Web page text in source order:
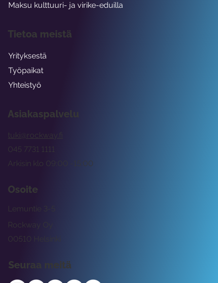
Asiakaspalvelu
tuki@rockway.fi
Arkisin klo 09:00 -15:00
045 7731 1111
Osoite
Rockway Oy
Lemuntie 3-5
00510 Helsinki
Seuraa meitä
Maksu kulttuuri- ja virike-eduilla
Tietoa meistä
Yrityksestä
Työpaikat
Yhteistyö